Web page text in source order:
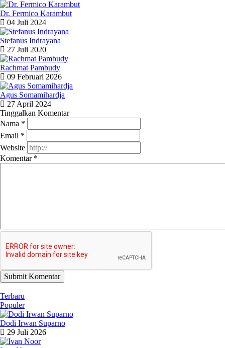
Dr. Fermico Karambut
04 Juli 2024
Stefanus Indrayana
27 Juli 2020
Rachmat Pambudy
09 Februari 2026
Agus Somamihardja
27 April 2024
Tinggalkan Komentar
Nama *
Email *
Website
Komentar *
Submit Komentar
Terbaru
Populer
Dodi Irwan Suparno
29 Juli 2026